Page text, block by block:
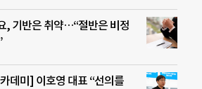
, 기반은 취약…“절반은 비정
데미] 이호영 대표 “선의를